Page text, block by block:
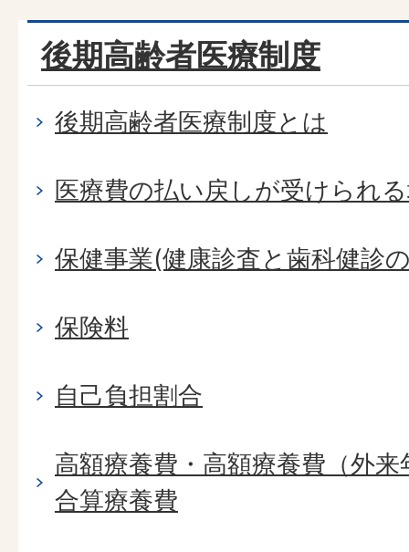
後期高齢者医療制度
後期高齢者医療制度とは
医療費の払い戻しが受けられ
保健事業(健康診査と歯科健診
保険料
自己負担割合
高額療養費・高額療養費（外
合算療養費